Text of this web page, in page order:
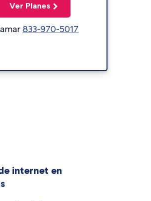
Ver Planes
833-970-5017
internet en